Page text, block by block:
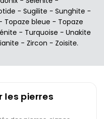
- Sugilite - Sunghite -
Topaze bleue - Topaze
- Turquoise - Unakite
- Zircon - Zoisite.
les pierres